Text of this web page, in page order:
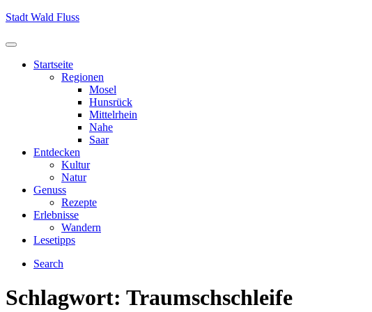
Skip
content
Stadt Wald Fluss
Menu
Startseite
Regionen
Mosel
Hunsrück
Mittelrhein
Nahe
Saar
Entdecken
Kultur
Natur
Genuss
Rezepte
Erlebnisse
Wandern
Lesetipps
Search
Schlagwort: Traumschschleife